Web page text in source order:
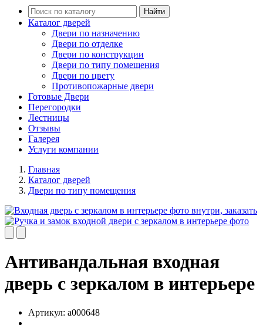
Найти
Каталог дверей
Двери по назначению
Двери по отделке
Двери по конструкции
Двери по типу помещения
Двери по цвету
Противопожарные двери
Готовые Двери
Перегородки
Лестницы
Отзывы
Галерея
Услуги компании
Главная
Каталог дверей
Двери по типу помещения
Антивандальная входная
дверь с зеркалом в интерьере
Артикул: a000648